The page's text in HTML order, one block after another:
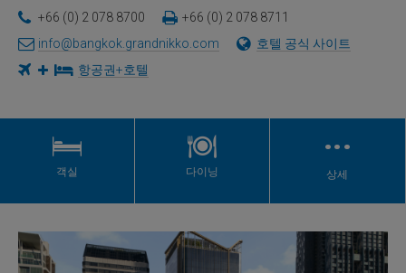
+66 (0) 2 078 8700
+66 (0) 2 078 8711
info@bangkok.grandnikko.com
호텔 공식 사이트
항공권+호텔
객실 다이닝
…
상세